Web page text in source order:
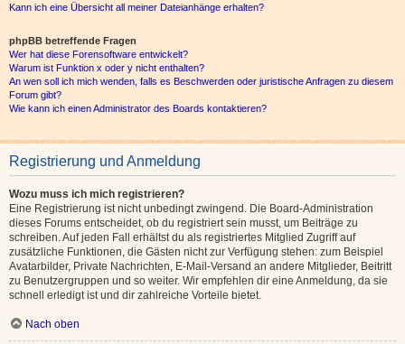
Kann ich eine Übersicht all meiner Dateianhänge erhalten?
phpBB betreffende Fragen
Wer hat diese Forensoftware entwickelt?
Warum ist Funktion x oder y nicht enthalten?
An wen soll ich mich wenden, falls es Beschwerden oder juristische Anfragen zu diesem
Forum gibt?
Wie kann ich einen Administrator des Boards kontaktieren?
Registrierung und Anmeldung
Wozu muss ich mich registrieren?
Eine Registrierung ist nicht unbedingt zwingend. Die Board-Administration
dieses Forums entscheidet, ob du registriert sein musst, um Beiträge zu
schreiben. Auf jeden Fall erhältst du als registriertes Mitglied Zugriff auf
zusätzliche Funktionen, die Gästen nicht zur Verfügung stehen: zum Beispiel
Avatarbilder, Private Nachrichten, E-Mail-Versand an andere Mitglieder, Beitritt
zu Benutzergruppen und so weiter. Wir empfehlen dir eine Anmeldung, da sie
schnell erledigt ist und dir zahlreiche Vorteile bietet.
Nach oben